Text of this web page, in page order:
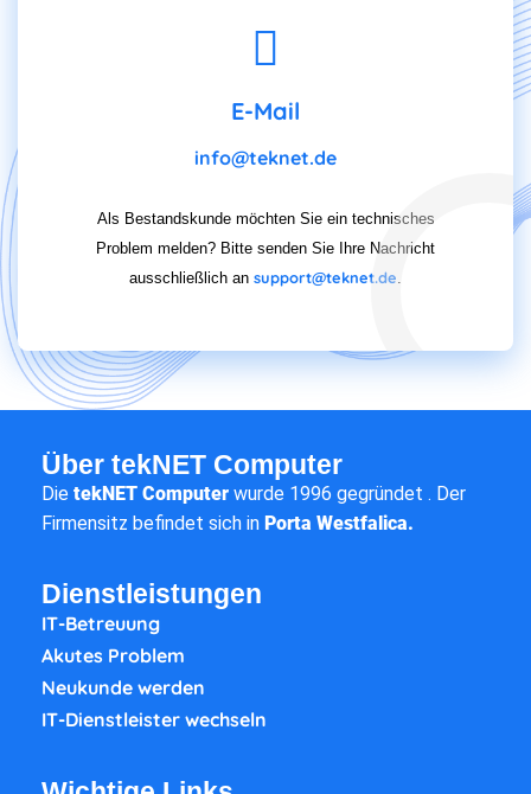
E-Mail
info@teknet.de
Als Bestandskunde möchten Sie ein technisches
Problem melden? Bitte senden Sie Ihre Nachricht
ausschließlich an support@teknet.de.
Über tekNET Computer
Die tekNET Computer wurde 1996 gegründet . Der
Firmensitz befindet sich in Porta Westfalica.
Dienstleistungen
IT-Betreuung
Akutes Problem
Neukunde werden
IT-Dienstleister wechseln